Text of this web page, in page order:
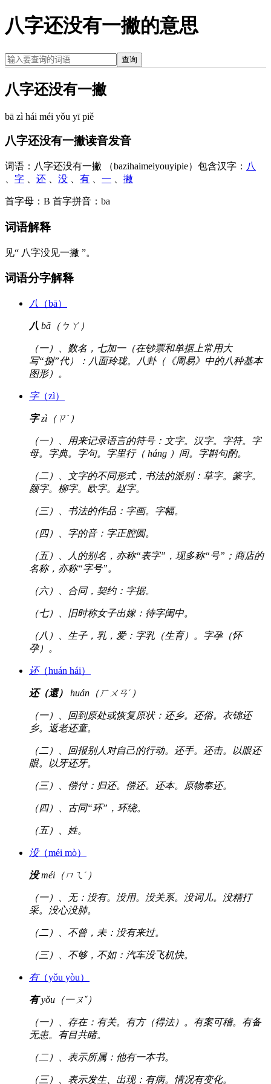
八字还没有一撇的意思
查询
八字还没有一撇
bā zì hái méi yǒu yī piě
八字还没有一撇读音发音
词语： 八字还没有一撇 （bazihaimeiyouyipie） 包含汉字： 八
字 还 没 有 一 撇
首字母： B 首字拼音： ba
词语解释
见“ 八字没见一撇 ”。
词语分字解释
八 （bā）
八 bā（ㄅㄚ）
（一）、数名，七加一（在钞票和单据上常用大
写“捌”代）：八面玲珑。八卦（《周易》中的八种基本
图形）。
字（zì）
字zì（ㄗˋ）
（一）、用来记录语言的符号：文字。汉字。字符。字
母。字典。字句。字里行（ háng ）间。字斟句酌。
（二）、文字的不同形式，书法的派别：草字。篆字。
颜字。柳字。欧字。赵字。
（三）、书法的作品：字画。字幅。
（四）、字的音：字正腔圆。
（五）、人的别名，亦称“表字”，现多称“号”；商店的
名称，亦称“字号”。
（六）、合同，契约：字据。
（七）、旧时称女子出嫁：待字闺中。
（八）、生子，乳，爱：字乳（生育）。字孕（怀
孕）。
还（huán hái）
还（還） huán（ㄏㄨㄢˊ）
（一）、回到原处或恢复原状：还乡。还俗。衣锦还
乡。返老还童。
（二）、回报别人对自己的行动。还手。还击。以眼还
眼。以牙还牙。
（三）、偿付：归还。偿还。还本。原物奉还。
（四）、古同“环”，环绕。
（五）、姓。
没（méi mò）
没méi（ㄇㄟˊ）
（一）、无：没有。没用。没关系。没词儿。没精打
采。没心没肺。
（二）、不曾，未：没有来过。
（三）、不够，不如：汽车没飞机快。
有（yǒu yòu）
有yǒu（一ㄡˇ）
（一）、存在：有关。有方（得法）。有案可稽。有备
无患。有目共睹。
（二）、表示所属：他有一本书。
（三）、表示发生、出现：有病。情况有变化。